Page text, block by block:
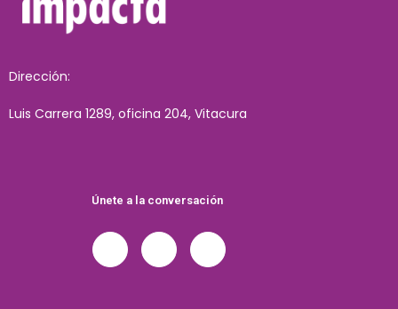
Dirección:
Luis Carrera 1289, oficina 204, Vitacura
Únete a la conversación